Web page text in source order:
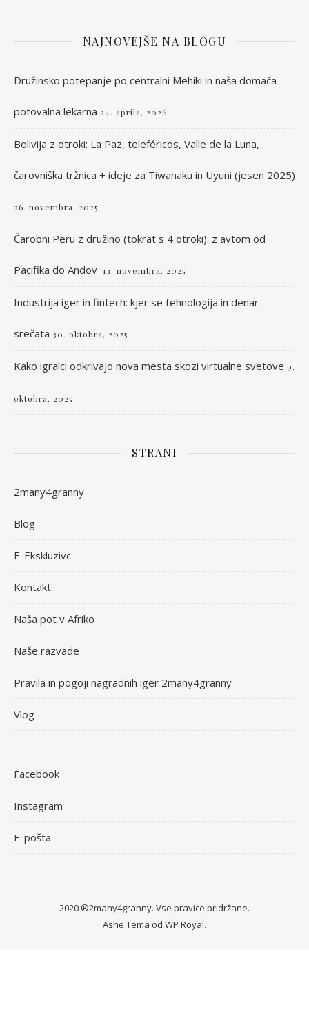
NAJNOVEJŠE NA BLOGU
Družinsko potepanje po centralni Mehiki in naša domača
potovalna lekarna 24. aprila, 2026
Bolivija z otroki: La Paz, teleféricos, Valle de la Luna,
čarovniška tržnica + ideje za Tiwanaku in Uyuni (jesen 2025)
26. novembra, 2025
Čarobni Peru z družino (tokrat s 4 otroki): z avtom od
Pacifika do Andov 13. novembra, 2025
Industrija iger in fintech: kjer se tehnologija in denar
srečata 30. oktobra, 2025
Kako igralci odkrivajo nova mesta skozi virtualne svetove 9.
oktobra, 2025
STRANI
2many4granny
Blog
E-Ekskluzivc
Kontakt
Naša pot v Afriko
Naše razvade
Pravila in pogoji nagradnih iger 2many4granny
Vlog
Facebook
Instagram
E-pošta
2020 ®2many4granny. Vse pravice pridržane.
Ashe Tema od WP Royal.